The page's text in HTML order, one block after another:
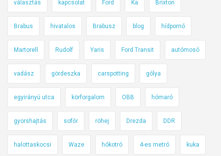
o
o
z
v
r
t
l
m
o
l
b
s
z
b
ó
választás kapcsolat Ford Ka Brixton
Brabus hivatalos Brabusz blog hídpornó
Martorell Rudolf Yaris Ford Transit autómosó
vadász gördeszka carspotting gólya
egyirányú utca körforgalom OBB hómaró
gyorshajtás sofőr röhej Drezda DDR
halottaskocsi Waze hókotró 4-es metró kuka